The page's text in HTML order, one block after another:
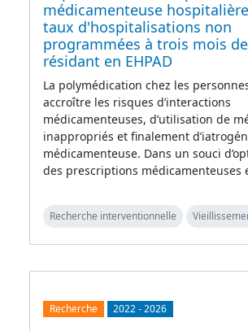
médicamenteuse
taux d'hospitalisations non
programmées à trois mois
résidant en EHPAD
La polymédication chez les
accroître les risques d’interactions
médicamenteuses, d’utilisation de
inappropriés et finalement
médicamenteuse. Dans un souci
des prescriptions médicamenteuses
Recherche interventionnelle
Recherche 2022-2026